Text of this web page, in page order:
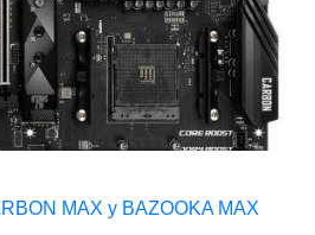
MAX y BAZOOKA MAX